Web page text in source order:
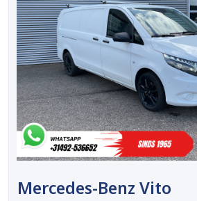
Mercedes-Benz Vito